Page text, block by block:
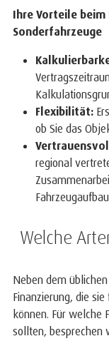
Ihre Vorteile
Sonderfahrzeuge
Flexibilität:
ob Sie das
regional
Welche
Neben dem
Finanzierung, die
können. Für welche
sollten, besprechen